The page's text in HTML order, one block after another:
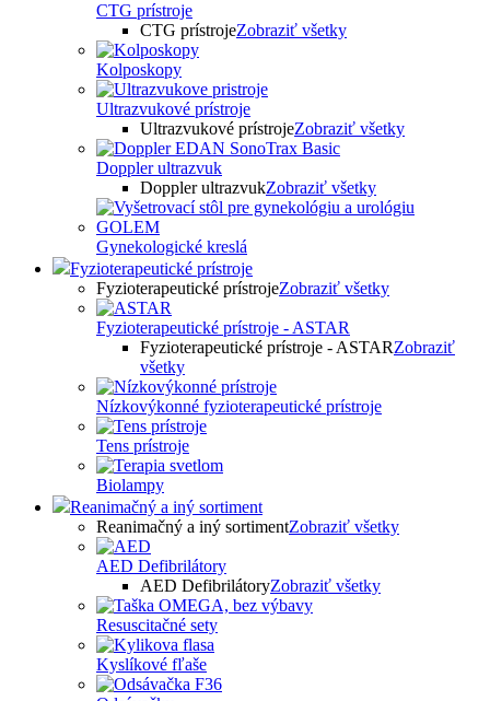
CTG prístroje
CTG prístrojeZobraziť všetky
Kolposkopy
Ultrazvukové prístroje
Ultrazvukové prístrojeZobraziť všetky
Doppler ultrazvuk
Doppler ultrazvukZobraziť všetky
Gynekologické kreslá
Fyzioterapeutické prístroje
Fyzioterapeutické prístrojeZobraziť všetky
Fyzioterapeutické prístroje - ASTAR
Fyzioterapeutické prístroje - ASTARZobraziť
všetky
Nízkovýkonné fyzioterapeutické prístroje
Tens prístroje
Biolampy
Reanimačný a iný sortiment
Reanimačný a iný sortimentZobraziť všetky
AED Defibrilátory
AED DefibrilátoryZobraziť všetky
Resuscitačné sety
Kyslíkové fľaše